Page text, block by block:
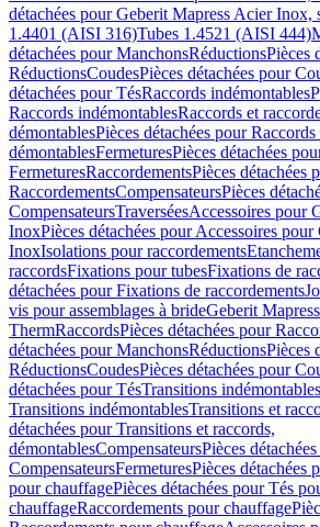
détachées pour Geberit Mapress Acier Inox,
1.4401 (AISI 316)Tubes 1.4521 (AISI 444)
détachées pour ManchonsRéductionsPièces
RéductionsCoudesPièces détachées pour
détachées pour TésRaccords indémontables
Raccords indémontablesRaccords et
démontablesPièces détachées pour
démontablesFermeturesPièces détachées
FermeturesRaccordementsPièces détachées
RaccordementsCompensateursPièces
CompensateursTraverséesAccessoires pour
InoxPièces détachées pour Accessoires
InoxIsolations pour raccordements
raccordsFixations pour tubesFixations de
détachées pour Fixations de raccordements
vis pour assemblages à brideGeberit
ThermRaccordsPièces détachées pour
détachées pour ManchonsRéductionsPièces
RéductionsCoudesPièces détachées pour
détachées pour TésTransitions indémontables
Transitions indémontablesTransitions et
détachées pour Transitions et raccords,
démontablesCompensateursPièces
CompensateursFermeturesPièces détachées
pour chauffagePièces détachées pour Tés
chauffageRaccordements pour chauffage